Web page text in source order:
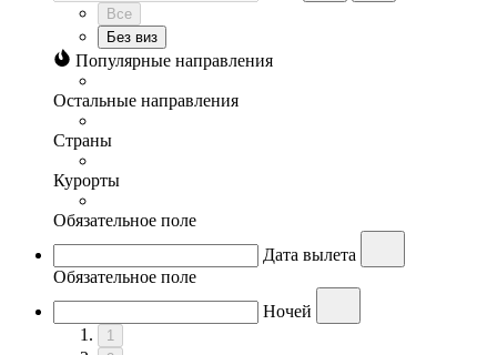
Все
Без виз
Популярные направления
Остальные направления
Страны
Курорты
Обязательное поле
Дата вылета
Обязательное поле
Ночей
1